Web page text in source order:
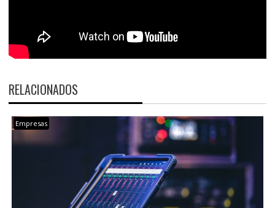
RELACIONADOS
Empresas